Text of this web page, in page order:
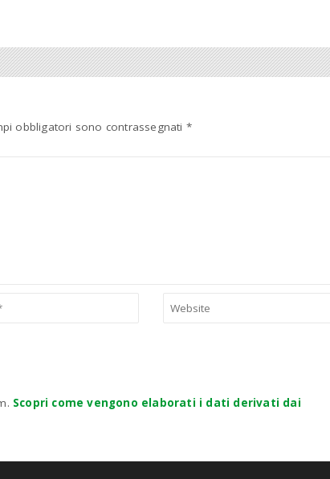
obbligatori sono contrassegnati *
Scopri come vengono elaborati i dati derivati dai